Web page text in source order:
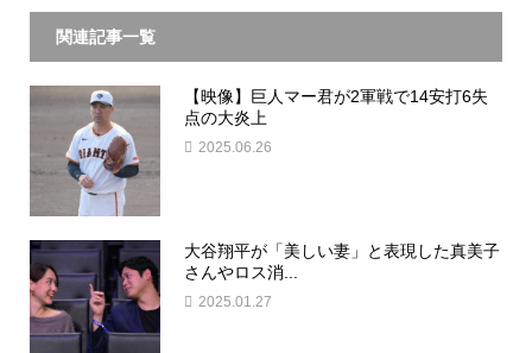
関連記事一覧
【映像】巨人マー君が2軍戦で14安打6失
点の大炎上
2025.06.26
大谷翔平が「美しい妻」と表現した真美子
さんやロス消...
2025.01.27